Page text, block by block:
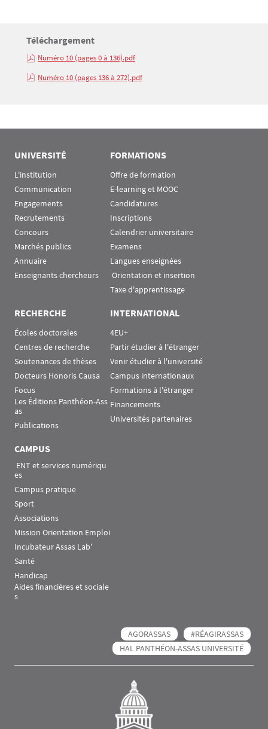
Bloc(s) libre(s)
Titre
Téléchargement
TexteNuméro 10 (pages 0 à 136).pdf
Numéro 10 (pages 136 à 272).pdf
UNIVERSITÉ
L'institution
Communication
Engagements
Recrutements
Concours
Marchés publics
Annuaire
Enseignants chercheurs
FORMATIONS
Offre de formation
E-learning et MOOC
Candidatures
Inscriptions
Calendrier universitaire
Examens
Langues enseignées
Orientation et insertion
Taxe d'apprentissage
RECHERCHE
Écoles doctorales
Centres de recherche
Soutenances de thèses
Docteurs Honoris Causa
Focus
Les Éditions Panthéon-Ass
as
Publications
INTERNATIONAL
4EU+
Partir étudier à l'étranger
Venir étudier à l'université
Campus internationaux
Formations à l'étranger
Financements
Universités partenaires
CAMPUS
es
Campus pratique
Sport
Associations
Mission Orientation Emploi
Incubateur Assas Lab'
Santé
Handicap
Aides financières et sociale
s
AGORASSAS
#RÉAGIRASSAS
HAL PANTHÉON-ASSAS UNIVERSITÉ